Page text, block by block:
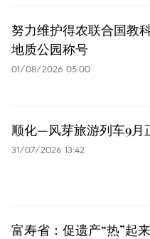
努力维护得农联合国教
地质公园称号
01/08/2026 05:00
顺化—风芽旅游列车9月
31/07/2026 13:42
富寿省：促遗产“热”起